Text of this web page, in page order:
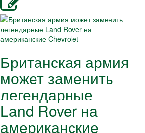
Британская армия
может заменить
легендарные
Land Rover на
американские